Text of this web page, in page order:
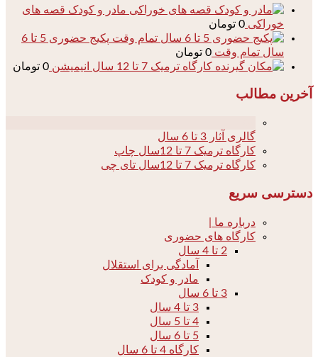
مادر و کودک قصه های
خوراکی 0 تومان
پکیج حضوری 5 تا 6
سال تمام وقت 0 تومان
کارگاه ترمیک 7 تا 12 سال انیمیشن
0 تومان
آخرین مطالب
گالری آثار 3 تا 6 سال
کارگاه ترمیک 7 تا 12سال چاپ
کارگاه ترمیک 7 تا 12سال تای چی
دسترسی سریع
درباره ما |
کارگاه های حضوری
2 تا 4 سال
آمادگی برای استقلال
مادر و کودک
3 تا 6 سال
3 تا 4 سال
4 تا 5 سال
5 تا 6 سال
کارگاه 4 تا 6 سال